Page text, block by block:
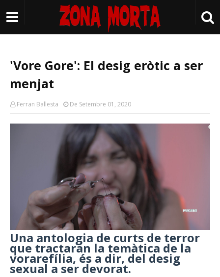
'Vore Gore': El desig eròtic a ser
menjat
Ferran Ballesta De Setembre 01, 2020
Una antologia de curts de terror
que tractaran la temàtica de la
vorarefília, és a dir, del desig
sexual a ser devorat.